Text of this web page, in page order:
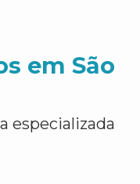
em São
especializada